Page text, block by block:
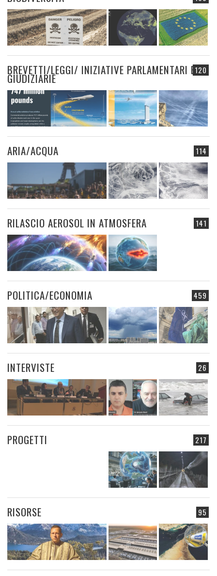
120
BREVETTI/LEGGI/ INIZIATIVE PARLAMENTARI E
GIUDIZIARIE
114
ARIA/ACQUA
141
RILASCIO AEROSOL IN ATMOSFERA
459
POLITICA/ECONOMIA
26
INTERVISTE
217
PROGETTI
95
RISORSE